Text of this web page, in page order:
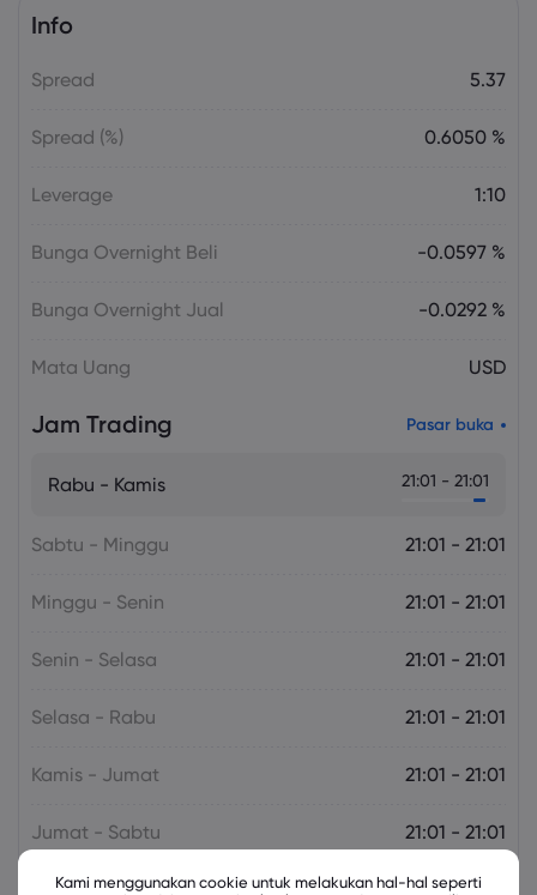
US-EU Relations: Russia Sanctions Unite
Info
Spread 5.37
Spread (%) 0.6050 %
Leverage 1:10
Bunga Overnight Beli -0.0597 %
Bunga Overnight Jual -0.0292 %
Mata Uang USD
Jam Trading Pasar buka
Rabu - Kamis 21:01 - 21:01
Sabtu - Minggu 21:01 - 21:01
Minggu - Senin 21:01 - 21:01
Senin - Selasa 21:01 - 21:01
Selasa - Rabu 21:01 - 21:01
Kamis - Jumat 21:01 - 21:01
Jumat - Sabtu 21:01 - 21:01
Kami menggunakan cookie untuk melakukan hal-hal seperti